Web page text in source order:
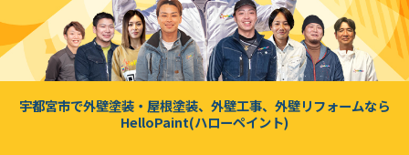
宇都宮市で外壁塗装・屋根塗装、外壁工事、外壁リフォームなら
HelloPaint(ハローペイント)